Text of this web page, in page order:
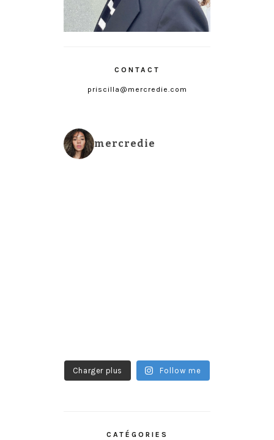
CONTACT
priscilla@mercredie.com
mercredie
Charger plus Follow me
CATÉGORIES